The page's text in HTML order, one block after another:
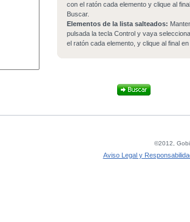
con el ratón cada elemento y clique al
Buscar.
Elementos de la lista salteados:
pulsada la tecla Control y vaya
el ratón cada elemento, y clique al final
©2012,
Aviso Legal y